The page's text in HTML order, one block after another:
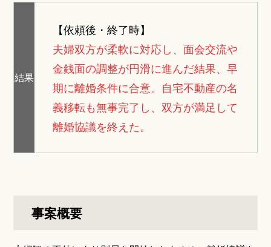
結果
【依頼後・終了時】
夫婦双方が柔軟に対応し、面会交流や
金銭面の調整が円滑に進んだ結果、早
期に離婚条件に合意。自宅不動産の名
義移転も無事完了し、双方が満足して
離婚協議を終えた。
事案概要